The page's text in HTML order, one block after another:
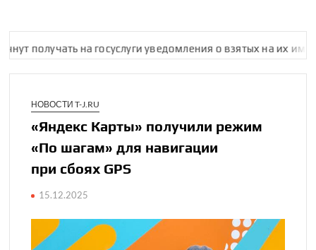
получать на госус­луги уведомления о взятых на их имя
НОВОСТИ T-J.RU
«Яндекс Карты» получили режим
«По шагам» для нави­гации
при сбоях GPS
15.12.2025